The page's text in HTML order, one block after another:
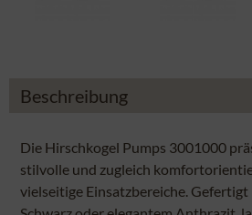
Beschreibung
Die Hirschkogel Pumps 3001000
stilvolle und zugleich
vielseitige Einsatzbereiche. Gefertigt